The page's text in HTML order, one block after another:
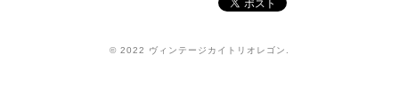
© 2022 ヴィンテージカイトリオレゴン.